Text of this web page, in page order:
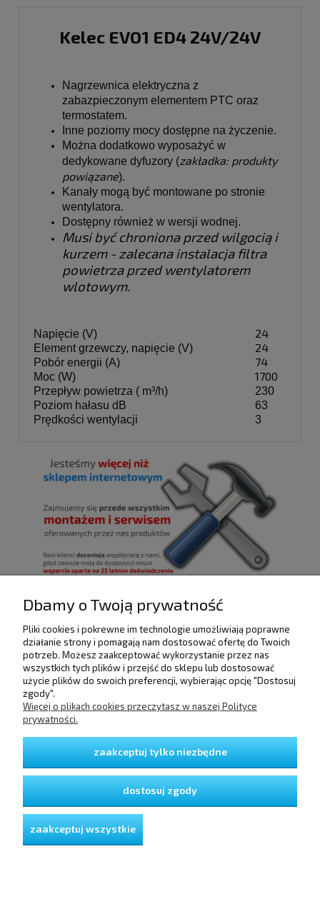
Kelec EVO1 ED4 24V/24V
Nagrzewnica elektryczna z
zabazpieczonym elementem PTC oraz
termostatem.
Inne poziomy mocy dostępne na życzenie.
Można dodatkowo wyposażyć w
dedykowane dyfuzory (zakładka: produkty
powiązane).
Kanały mogą być montowane po stronie
wentylatora.
Dostępny również w wersji wodnej.
Musi być chroniona przed wilgocią i
kurzem - zalecana instalacja filtra
powietrza przed wentylatorem
wlotowym.
Napięcie (V) 24
Element grzewczy, napięcie (V) 24
Pobór energii (A) 74
Moc (W) 1700
Przepływ powietrza ( m³/h)
230
Poziom hałasu dB
63
Prędkości wentylacji
3
POMOC
DOSTAWA I PŁATNOŚCI
GWARANCJA I ZWROTY
O FIRMIE
Dbamy o Twoją prywatność
Pliki cookies i pokrewne im technologie umożliwiają poprawne
działanie strony i pomagają nam dostosować ofertę do Twoich
potrzeb. Możesz zaakceptować wykorzystanie przez nas
wszystkich tych plików i przejść do sklepu lub dostosować
użycie plików do swoich preferencji, wybierając opcję "Dostosuj
zgody".
Więcej o plikach cookies przeczytasz w naszej Polityce
prywatności.
zaakceptuj tylko niezbędne
dostosuj zgody
zaakceptuj wszystkie